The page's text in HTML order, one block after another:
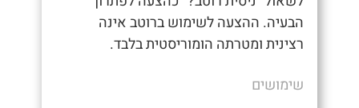
הבעיה. ההצעה לשימוש ברוטב אינה
רצינית ומטרתה הומוריסטית בלבד.
שימושים